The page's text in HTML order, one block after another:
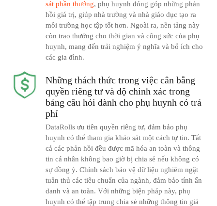
sát phần thưởng, phụ huynh đóng góp những phản
hồi giá trị, giúp nhà trường và nhà giáo dục tạo ra
môi trường học tập tốt hơn. Ngoài ra, nền tảng này
còn trao thưởng cho thời gian và công sức của phụ
huynh, mang đến trải nghiệm ý nghĩa và bổ ích cho
các gia đình.
Những thách thức trong việc cân bằng
quyền riêng tư và độ chính xác trong
bảng câu hỏi dành cho phụ huynh có trả
phí
DataRolls ưu tiên quyền riêng tư, đảm bảo phụ
huynh có thể tham gia khảo sát một cách tự tin. Tất
cả các phản hồi đều được mã hóa an toàn và thông
tin cá nhân không bao giờ bị chia sẻ nếu không có
sự đồng ý. Chính sách bảo vệ dữ liệu nghiêm ngặt
tuân thủ các tiêu chuẩn của ngành, đảm bảo tính ẩn
danh và an toàn. Với những biện pháp này, phụ
huynh có thể tập trung chia sẻ những thông tin giá